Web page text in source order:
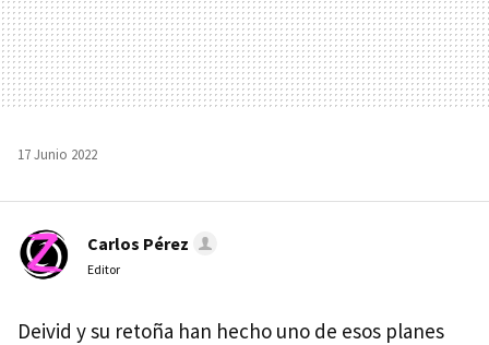
17 Junio 2022
Carlos Pérez
Editor
Deivid y su retoña han hecho uno de esos planes